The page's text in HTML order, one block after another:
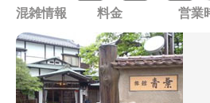
混雑情報 料金 営業